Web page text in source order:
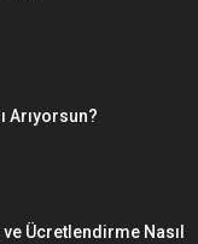
Arıyorsun?
Ücretlendirme Nasıl